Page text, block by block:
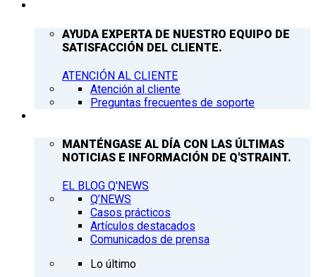
AYUDA EXPERTA DE NUESTRO EQUIPO DE
SATISFACCIÓN DEL CLIENTE.
ATENCIÓN AL CLIENTE
Atención al cliente
Preguntas frecuentes de soporte
MANTÉNGASE AL DÍA CON LAS ÚLTIMAS
NOTICIAS E INFORMACIÓN DE Q'STRAINT.
EL BLOG Q'NEWS
Q’NEWS
Casos prácticos
Artículos destacados
Comunicados de prensa
Lo último